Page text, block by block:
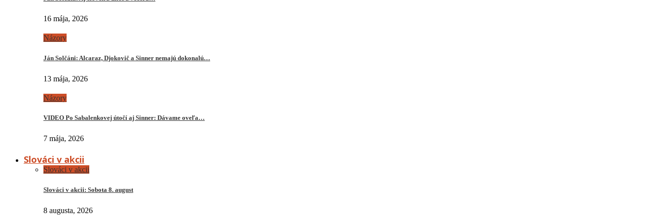
16 mája, 2026
Názory
Ján Solčáni: Alcaraz, Djokovič a Sinner nemajú dokonalú…
13 mája, 2026
Názory
VIDEO Po Sabalenkovej útočí aj Sinner: Dávame oveľa…
7 mája, 2026
Slováci v akcii
Slováci v akcii
Slováci v akcii: Sobota 8. august
8 augusta, 2026